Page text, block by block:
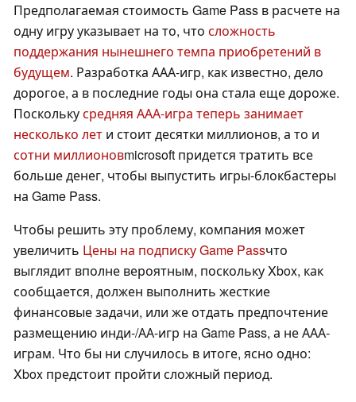
Предполагаемая стоимость Game Pass в расчете на
одну игру указывает на то, что сложность
поддержания нынешнего темпа приобретений в
будущем. Разработка ААА-игр, как известно, дело
дорогое, а в последние годы она стала еще дороже.
Посколькусредняя ААА-игра теперь занимает
несколько лет и стоит десятки миллионов, а то и
сотни миллионовmicrosoft придется тратить все
больше денег, чтобы выпустить игры-блокбастеры
на Game Pass.
Чтобы решить эту проблему, компания может
увеличить Цены на подписку Game Passчто
выглядит вполне вероятным, поскольку Xbox, как
сообщается, должен выполнить жесткие
финансовые задачи, или же отдать предпочтение
размещению инди-/АА-игр на Game Pass, а не ААА-
играм. Что бы ни случилось в итоге, ясно одно:
Xbox предстоит пройти сложный период.